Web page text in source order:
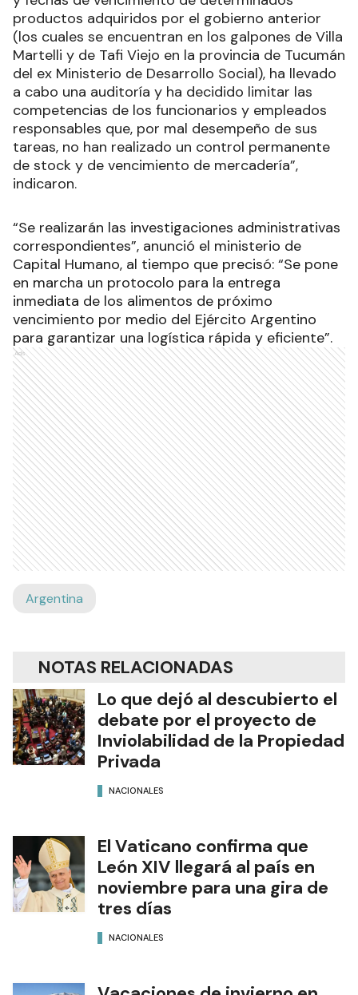
productos adquiridos por el gobierno anterior
(los cuales se encuentran en los galpones de Villa
Martelli y de Tafi Viejo en la provincia de Tucumán
del ex Ministerio de Desarrollo Social), ha llevado
a cabo una auditoría y ha decidido limitar las
competencias de los funcionarios y empleados
responsables que, por mal desempeño de sus
tareas, no han realizado un control permanente
de stock y de vencimiento de mercadería”,
indicaron.
“Se realizarán las investigaciones administrativas
correspondientes”, anunció el ministerio de
Capital Humano, al tiempo que precisó: “Se pone
en marcha un protocolo para la entrega
inmediata de los alimentos de próximo
vencimiento por medio del Ejército Argentino
para garantizar una logística rápida y eficiente”.
Ads
Argentina
NOTAS RELACIONADAS
Lo que dejó al descubierto el
debate por el proyecto de
Inviolabilidad de la Propiedad
Privada
NACIONALES
El Vaticano confirma que
León XIV llegará al país en
noviembre para una gira de
tres días
NACIONALES